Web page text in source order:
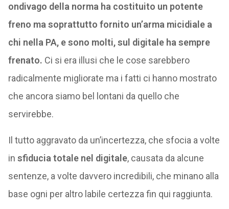
ondivago della norma ha costituito un potente
freno ma soprattutto fornito un’arma micidiale a
chi nella PA, e sono molti, sul digitale ha sempre
frenato. Ci si era illusi che le cose sarebbero
radicalmente migliorate ma i fatti ci hanno mostrato
che ancora siamo bel lontani da quello che
servirebbe.
Il tutto aggravato da un’incertezza, che sfocia a volte
in sfiducia totale nel digitale, causata da alcune
sentenze, a volte davvero incredibili, che minano alla
base ogni per altro labile certezza fin qui raggiunta.